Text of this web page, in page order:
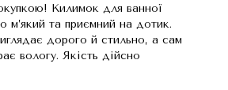
Килимок для ванної
м’який та приємний на дотик.
дорого й стильно, а сам
вологу. Якість дійсно